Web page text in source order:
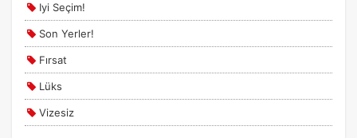
Şile Ağva Turları
Uçaklı Butik Turlar
Ulaşımlı Tatil Turları
Van Turları
Yurtiçi Kurban Bayramı Turları
Iyi Seçim!
Son Yerler!
Fırsat
Lüks
Vizesiz